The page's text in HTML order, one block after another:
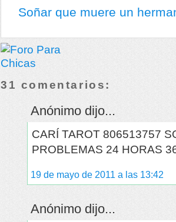
Soñar que muere un
31 comentarios:
Anónimo dijo...
CARÍ TAROT 806513757
PROBLEMAS 24 HORAS
19 de mayo de 2011 a las 13:42
Anónimo dijo...